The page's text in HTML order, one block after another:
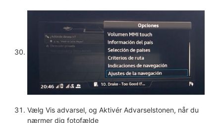
Vælg Vis advarsel, og Aktivér Advarselstonen, når du
nærmer dig fotofælde